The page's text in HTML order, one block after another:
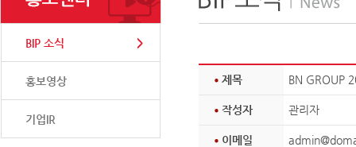
BIP 소식
홍보영상
기업IR
제목 BN GROUP
작성자 관리자
이메일